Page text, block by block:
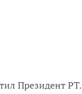
Президент РТ.